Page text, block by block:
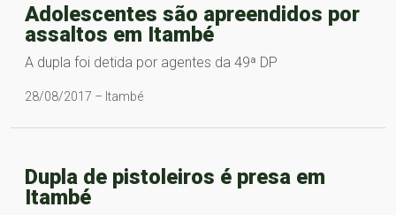
Adolescentes são apreendidos por
assaltos em Itambé
A dupla foi detida por agentes da 49ª DP
28/08/2017 – Itambé
Dupla de pistoleiros é presa em
Itambé